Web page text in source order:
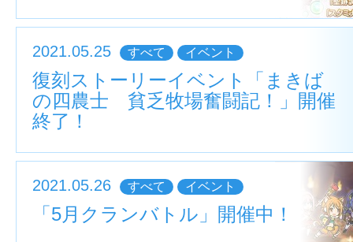
2021.05.25 すべて イベント
復刻ストーリーイベント「まきば
の四農士 貧乏牧場奮闘記！」開催
終了！
2021.05.26 すべて イベント
「5月クランバトル」開催中！